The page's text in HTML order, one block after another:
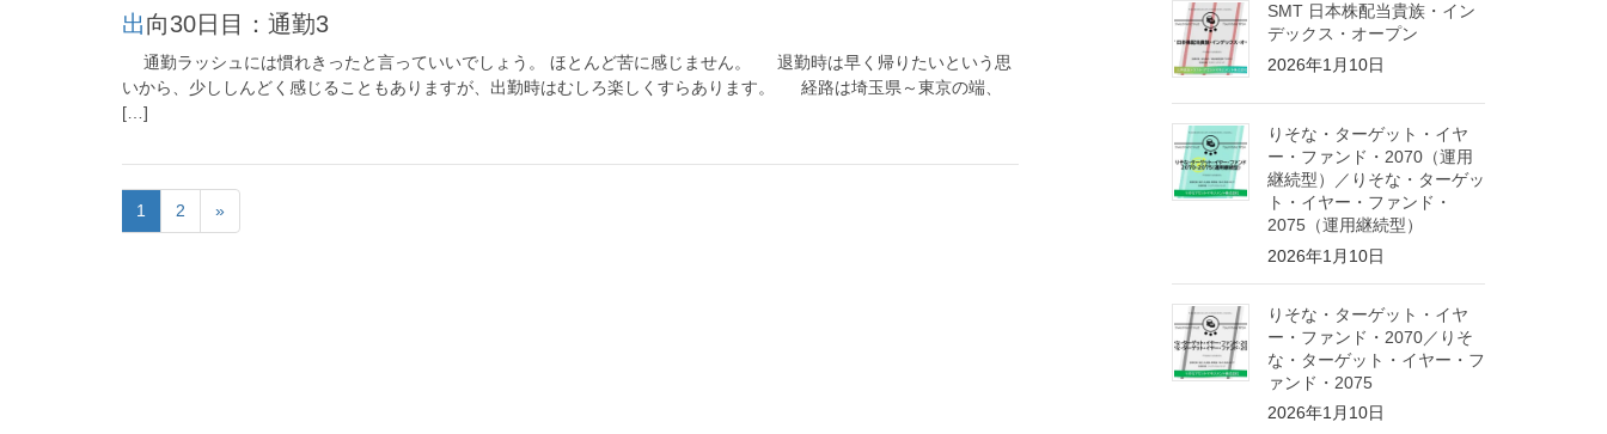
出向30日目：通勤3
通勤ラッシュには慣れきったと言っていいでしょう。 ほとんど苦に感じません。 退勤時は早く帰りたいという思
いから、少ししんどく感じることもありますが、出勤時はむしろ楽しくすらあります。 経路は埼玉県～東京の端、
[…]
1 2 »
SMT 日本株配当貴族・イン
デックス・オープン
2026年1月10日
りそな・ターゲット・イヤ
ー・ファンド・2070（運用
継続型）／りそな・ターゲッ
ト・イヤー・ファンド・
2075（運用継続型）
2026年1月10日
りそな・ターゲット・イヤ
ー・ファンド・2070／りそ
な・ターゲット・イヤー・フ
ァンド・2075
2026年1月10日